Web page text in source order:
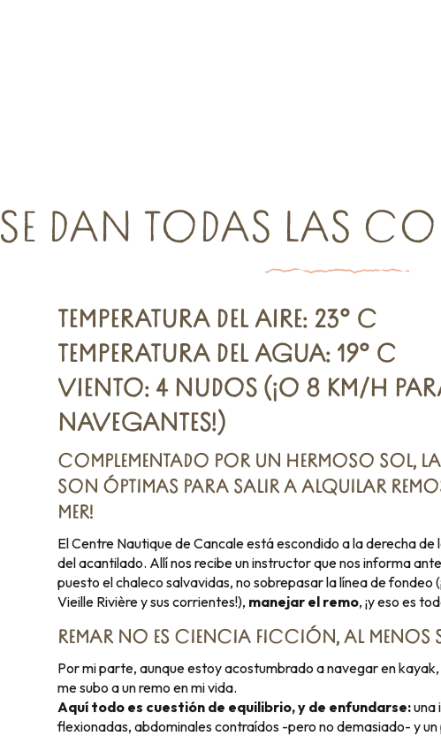
SE DAN TODAS LAS
TEMPERATURA DEL AIRE: 23° C
TEMPERATURA DEL AGUA: 19° C
VIENTO: 4 NUDOS (¡O 8 KM/H
NAVEGANTES!)
COMPLEMENTADO POR UN HERMOSO SOL,
SON ÓPTIMAS PARA SALIR A ALQUILAR
MER!
El Centre Nautique de Cancale está escondido a la derecha de
del acantilado. Allí nos recibe un instructor que nos informa
puesto el chaleco salvavidas, no sobrepasar la línea de fondeo
Vieille Rivière y sus corrientes!), manejar el remo, ¡y eso es
REMAR NO ES CIENCIA FICCIÓN, AL MENOS
Por mi parte, aunque estoy acostumbrado a navegar en
me subo a un remo en mi vida.
Aquí todo es cuestión de equilibrio, y de enfundarse:una
flexionadas, abdominales contraídos -pero no demasiado- y